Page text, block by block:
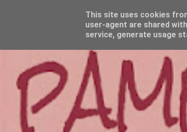
This site uses cookies
user-agent are shared
service, generate usage